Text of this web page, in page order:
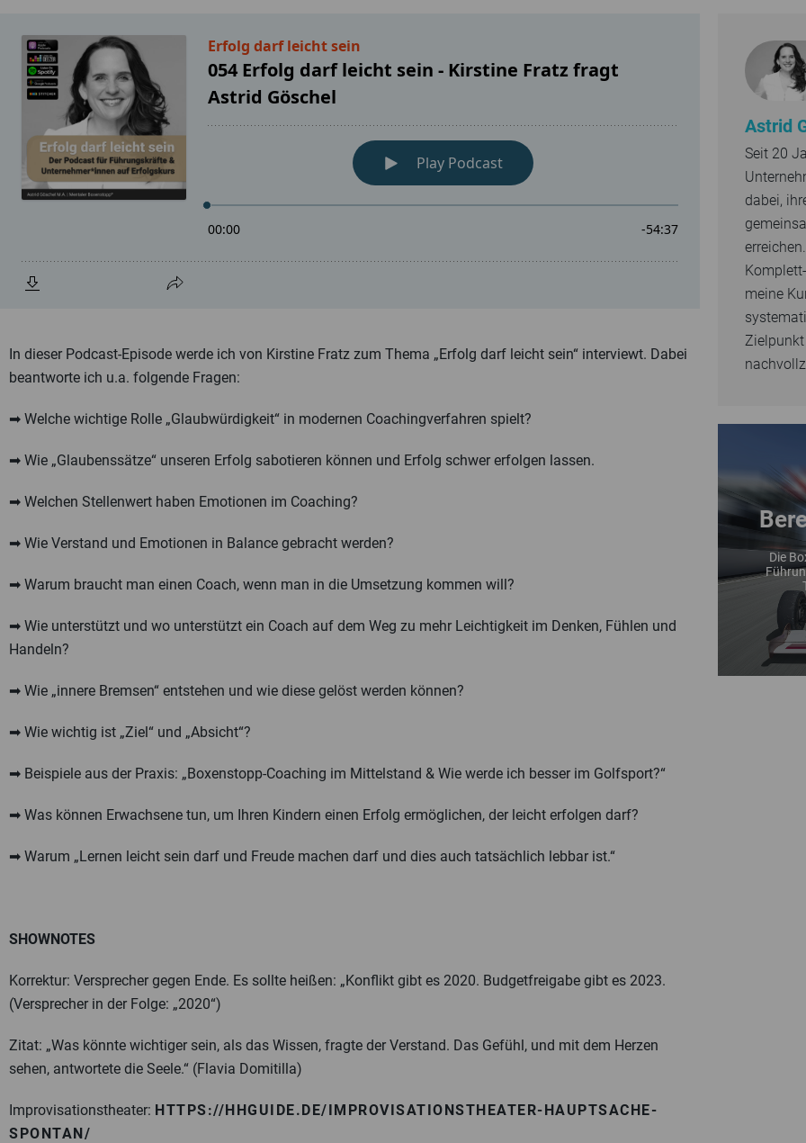
In dieser Podcast-Episode werde ich von Kirstine Fratz zum Thema „Erfolg darf leicht sein“ interviewt. Dabei
beantworte ich u.a. folgende Fragen:
➡ Welche wichtige Rolle „Glaubwürdigkeit“ in modernen Coachingverfahren spielt?
➡ Wie „Glaubenssätze“ unseren Erfolg sabotieren können und Erfolg schwer erfolgen lassen.
➡ Welchen Stellenwert haben Emotionen im Coaching?
➡ Wie Verstand und Emotionen in Balance gebracht werden?
➡ Warum braucht man einen Coach, wenn man in die Umsetzung kommen will?
➡ Wie unterstützt und wo unterstützt ein Coach auf dem Weg zu mehr Leichtigkeit im Denken, Fühlen und
Handeln?
➡ Wie „innere Bremsen“ entstehen und wie diese gelöst werden können?
➡ Wie wichtig ist „Ziel“ und „Absicht“?
➡ Beispiele aus der Praxis: „Boxenstopp-Coaching im Mittelstand & Wie werde ich besser im Golfsport?“
➡ Was können Erwachsene tun, um Ihren Kindern einen Erfolg ermöglichen, der leicht erfolgen darf?
➡ Warum „Lernen leicht sein darf und Freude machen darf und dies auch tatsächlich lebbar ist.“
SHOWNOTES
Korrektur: Versprecher gegen Ende. Es sollte heißen: „Konflikt gibt es 2020. Budgetfreigabe gibt es 2023.
(Versprecher in der Folge: „2020“)
Zitat: „Was könnte wichtiger sein, als das Wissen, fragte der Verstand. Das Gefühl, und mit dem Herzen
sehen, antwortete die Seele.“ (Flavia Domitilla)
Improvisationstheater: HTTPS://HHGUIDE.DE/IMPROVISATIONSTHEATER-HAUPTSACHE-
SPONTAN/
Astrid
Seit 20
dabei,
meine
Zielpunkt
Die